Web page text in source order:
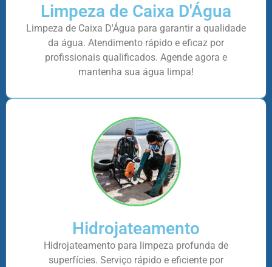
Limpeza de Caixa D'Água
Limpeza de Caixa D'Água para garantir a qualidade
da água. Atendimento rápido e eficaz por
profissionais qualificados. Agende agora e
mantenha sua água limpa!
Hidrojateamento
Hidrojateamento para limpeza profunda de
superfícies. Serviço rápido e eficiente por